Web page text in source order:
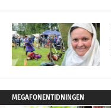
MEGAFONENTIDNINGEN